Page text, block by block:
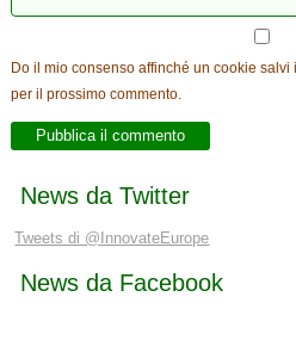
Do il mio consenso affinché un cookie
per il prossimo commento.
News da Twitter
Tweets di @InnovateEurope
News da Facebook